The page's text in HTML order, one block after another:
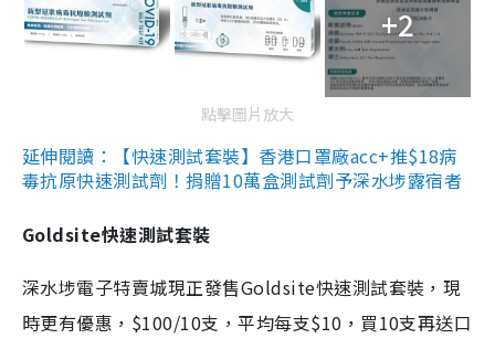
+2
點擊圖片放大
延伸閱讀：【快速測試套裝】香港口罩廠acc+推$18病
毒抗原快速測試劑！捐贈10萬盒測試劑予深水埗露宿者
Goldsite快速測試套裝
深水埗電子特賣城現正發售Goldsite快速測試套裝，現
時更有優惠，$100/10支，平均每支$10，買10支再送口